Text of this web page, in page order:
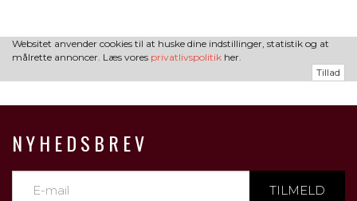
Websitet anvender cookies til at huske dine indstillinger, statistik og at
målrette annoncer. Læs vores privatlivspolitik her.
Tillad
NYHEDSBREV
TILMELD